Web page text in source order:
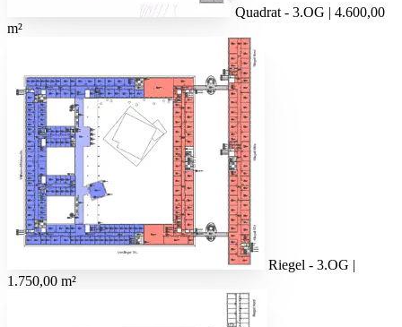
Quadrat - 3.OG | 4.600,00
m²
Riegel - 3.OG |
1.750,00 m²